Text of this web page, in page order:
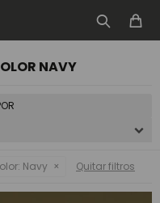
NAVY
Navy Quitar filtros